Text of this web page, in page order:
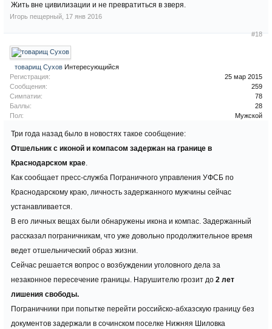
Жить вне цивилизации и не превратиться в зверя.
Игорь пещерный 17 янв 2016
#18
товарищ Сухов Интересующийся
Регистрация:
25 мар 2015
Сообщения:
259
Симпатии:
78
Баллы:
28
Пол:
Мужской
Три года назад было в новостях такое сообщение:
Отшельник с иконой и компасом задержан на границе в
Краснодарском крае.
Как сообщает пресс-служба Пограничного управления УФСБ по
Краснодарскому краю, личность задержанного мужчины сейчас
устанавливается.
В его личных вещах были обнаружены икона и компас. Задержанный
рассказал пограничникам, что уже довольно продолжительное время
ведет отшельнический образ жизни.
Сейчас решается вопрос о возбуждении уголовного дела за
незаконное пересечение границы. Нарушителю грозит до 2 лет
лишения свободы.
Пограничники при попытке перейти российско-абхазскую границу без
документов задержали в сочинском поселке Нижняя Шиловка